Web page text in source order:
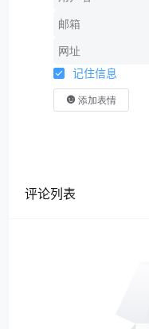
记住信息
添加表情
评论列表